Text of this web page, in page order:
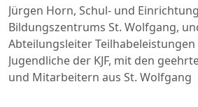
Jürgen Horn, Schul- und
Bildungszentrums St. Wolfgang,
Abteilungsleiter
Jugendliche der KJF, mit den
und Mitarbeitern aus St. Wolfgang